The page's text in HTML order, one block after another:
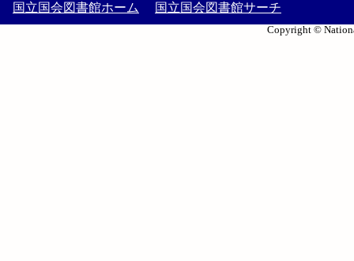
国立国会図書館ホーム 国立国会図書館サーチ
Copyright ©